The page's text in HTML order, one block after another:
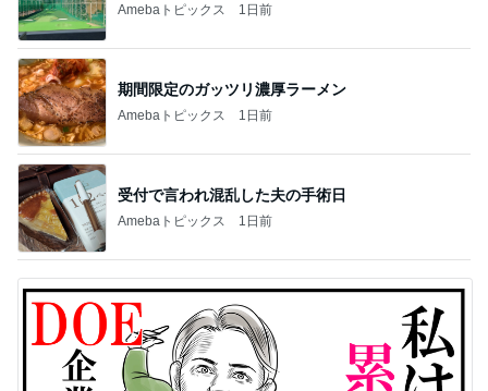
Amebaトピックス 1日前
期間限定のガッツリ濃厚ラーメン
Amebaトピックス 1日前
受付で言われ混乱した夫の手術日
Amebaトピックス 1日前